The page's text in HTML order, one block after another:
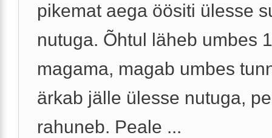
pikemat aega öösiti ülesse
nutuga. Õhtul läheb umbes
magama, magab umbes
ärkab jälle ülesse nutuga,
rahuneb. Peale ...